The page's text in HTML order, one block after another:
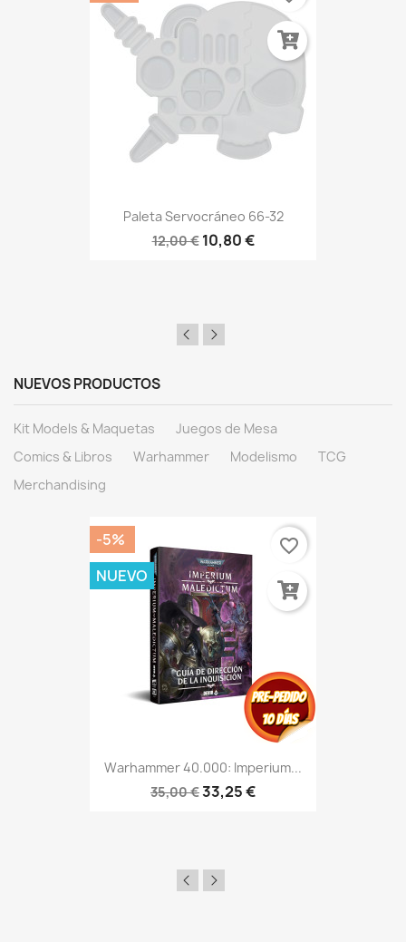
Paleta Servocráneo 66-32
12,00 € 10,80 €
NUEVOS PRODUCTOS
Kit Models & Maquetas
Juegos de Mesa
Comics & Libros
Warhammer Modelismo
TCG
Merchandising
Warhammer 40.000: Imperium...
35,00 €33,25 €
-5%
NUEVO
favorite_border